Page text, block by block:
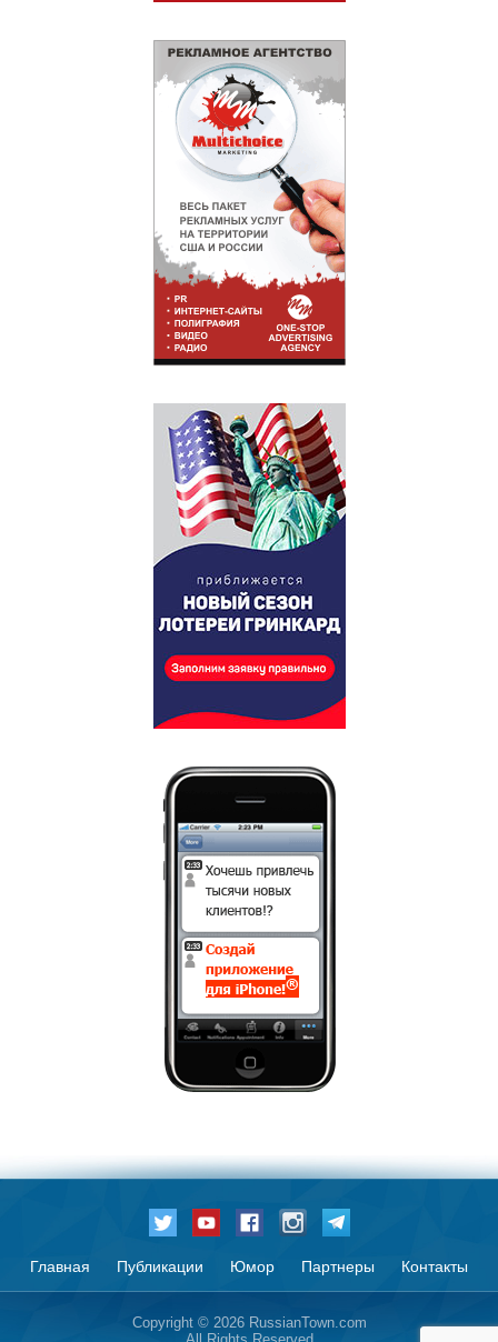
Главная Публикации Юмор Партнеры Контакты
Copyright © 2026 RussianTown.com